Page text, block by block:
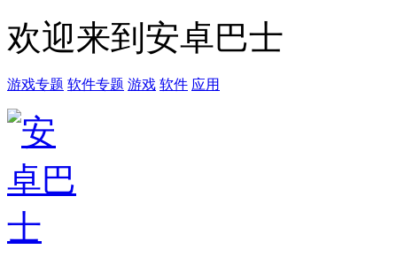
欢迎来到安卓巴士
游戏专题 软件专题 游戏 软件 应用